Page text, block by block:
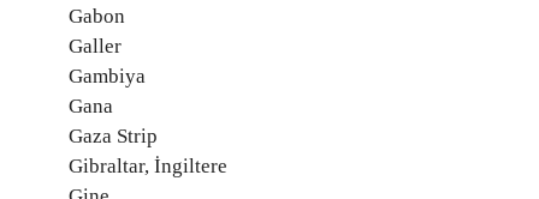
Gabon
Galler
Gambiya
Gana
Gaza Strip
Gibraltar, İngiltere